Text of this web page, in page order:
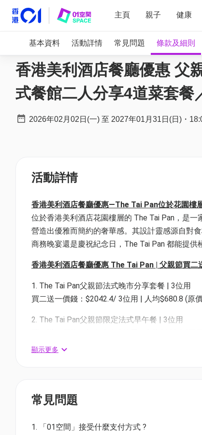
主頁 親子 健康
基本資料 活動詳情 常見問題 條款及細則
香港美利酒店餐廳優惠 父
式餐館二人分享4道菜套餐
2026年02月02日(一) 至 2027年01月31日(日) ・
活動詳情
香港美利酒店餐廳優惠—The Tai Pan位於花園樓
位於香港美利酒店花園樓層的 The Tai Pan，是
營造出優雅而簡約的奢華感。其設計靈感源自對
商務晚宴還是慶祝紀念日，The Tai Pan 都能提
香港美利酒店餐廳優惠 The Tai Pan | 父親節買二
1. The Tai Pan父親節法式晚市分享套餐 | 3位用
買二送一價錢：$2042.4/ 3位用 | 人均$680.8 (原
2. The Tai Pan父親節限定法式早午餐 | 3位用
3. The Tai Pan父親節法式晚市分享套餐
獨家86折價錢：$748.6 / 一位用 | 原價$866.8
5. The Tai Pan 父親節限定法式早午餐 - 兒童
顯示更多
常見問題
1. 「01空間」接受什麼支付方式 ?